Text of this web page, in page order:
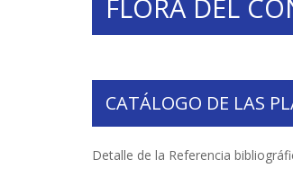
FLORA DEL
CATÁLOGO DE LAS
Detalle de la Referencia